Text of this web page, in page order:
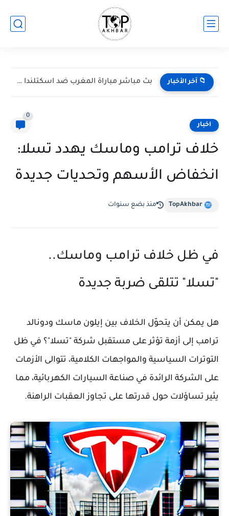
📁 آخر الأخبار بث مباشر مباراة المغرب ضد اسكتلندا في كأس العالم 2026...
اخبار
0
خلاف ترامب وماسك يهدد تسلا:
انخفاض الأسهم وتحديات جديدة
TopAkhbar منذ بضع سنوات
في ظل خلاف ترامب وماسك..
"تسلا" تتلقى ضربة جديدة
هل يمكن أن يتحوّل الخلاف بين إيلون ماسك ودونالد
ترامب إلى أزمة تؤثر على مستقبل شركة "تسلا"؟ في ظل
التوترات السياسية والمواجهات الكلامية، تتوالى الأزمات
على الشركة الرائدة في صناعة السيارات الكهربائية، مما
يثير تساؤلات حول قدرتها على تجاوز العقبات الراهنة.